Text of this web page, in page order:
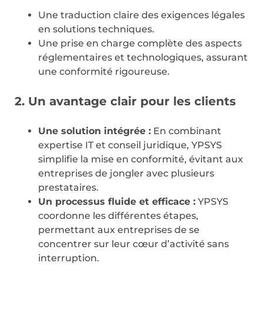
Une traduction claire des exigences légales
en solutions techniques.
Une prise en charge complète des aspects
réglementaires et technologiques, assurant
une conformité rigoureuse.
2. Un avantage clair pour les clients
Une solution intégrée : En combinant
expertise IT et conseil juridique, YPSYS
simplifie la mise en conformité, évitant aux
entreprises de jongler avec plusieurs
prestataires.
Un processus fluide et efficace : YPSYS
coordonne les différentes étapes,
permettant aux entreprises de se
concentrer sur leur cœur d’activité sans
interruption.